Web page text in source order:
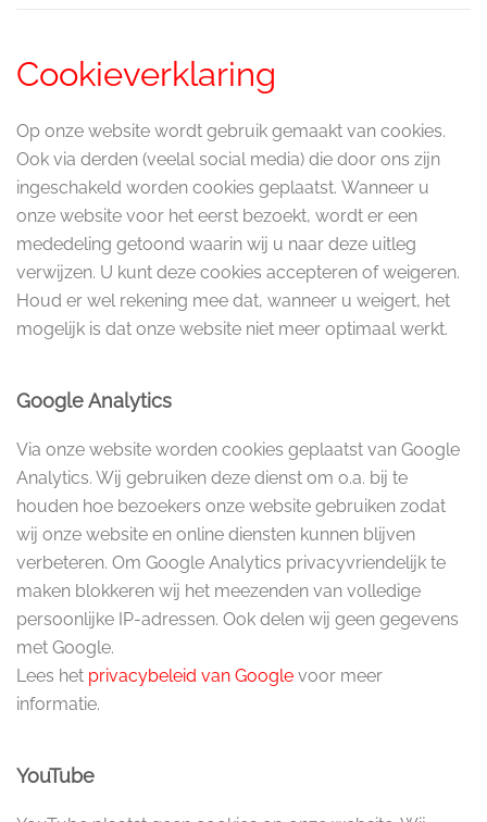
Cookieverklaring
Op onze website wordt gebruik gemaakt van cookies.
Ook via derden (veelal social media) die door ons zijn
ingeschakeld worden cookies geplaatst. Wanneer u
onze website voor het eerst bezoekt, wordt er een
mededeling getoond waarin wij u naar deze uitleg
verwijzen. U kunt deze cookies accepteren of weigeren.
Houd er wel rekening mee dat, wanneer u weigert, het
mogelijk is dat onze website niet meer optimaal werkt.
Google Analytics
Via onze website worden cookies geplaatst van Google
Analytics. Wij gebruiken deze dienst om o.a. bij te
houden hoe bezoekers onze website gebruiken zodat
wij onze website en online diensten kunnen blijven
verbeteren. Om Google Analytics privacyvriendelijk te
maken blokkeren wij het meezenden van volledige
persoonlijke IP-adressen. Ook delen wij geen gegevens
met Google.
Lees het privacybeleid van Google voor meer
informatie.
YouTube